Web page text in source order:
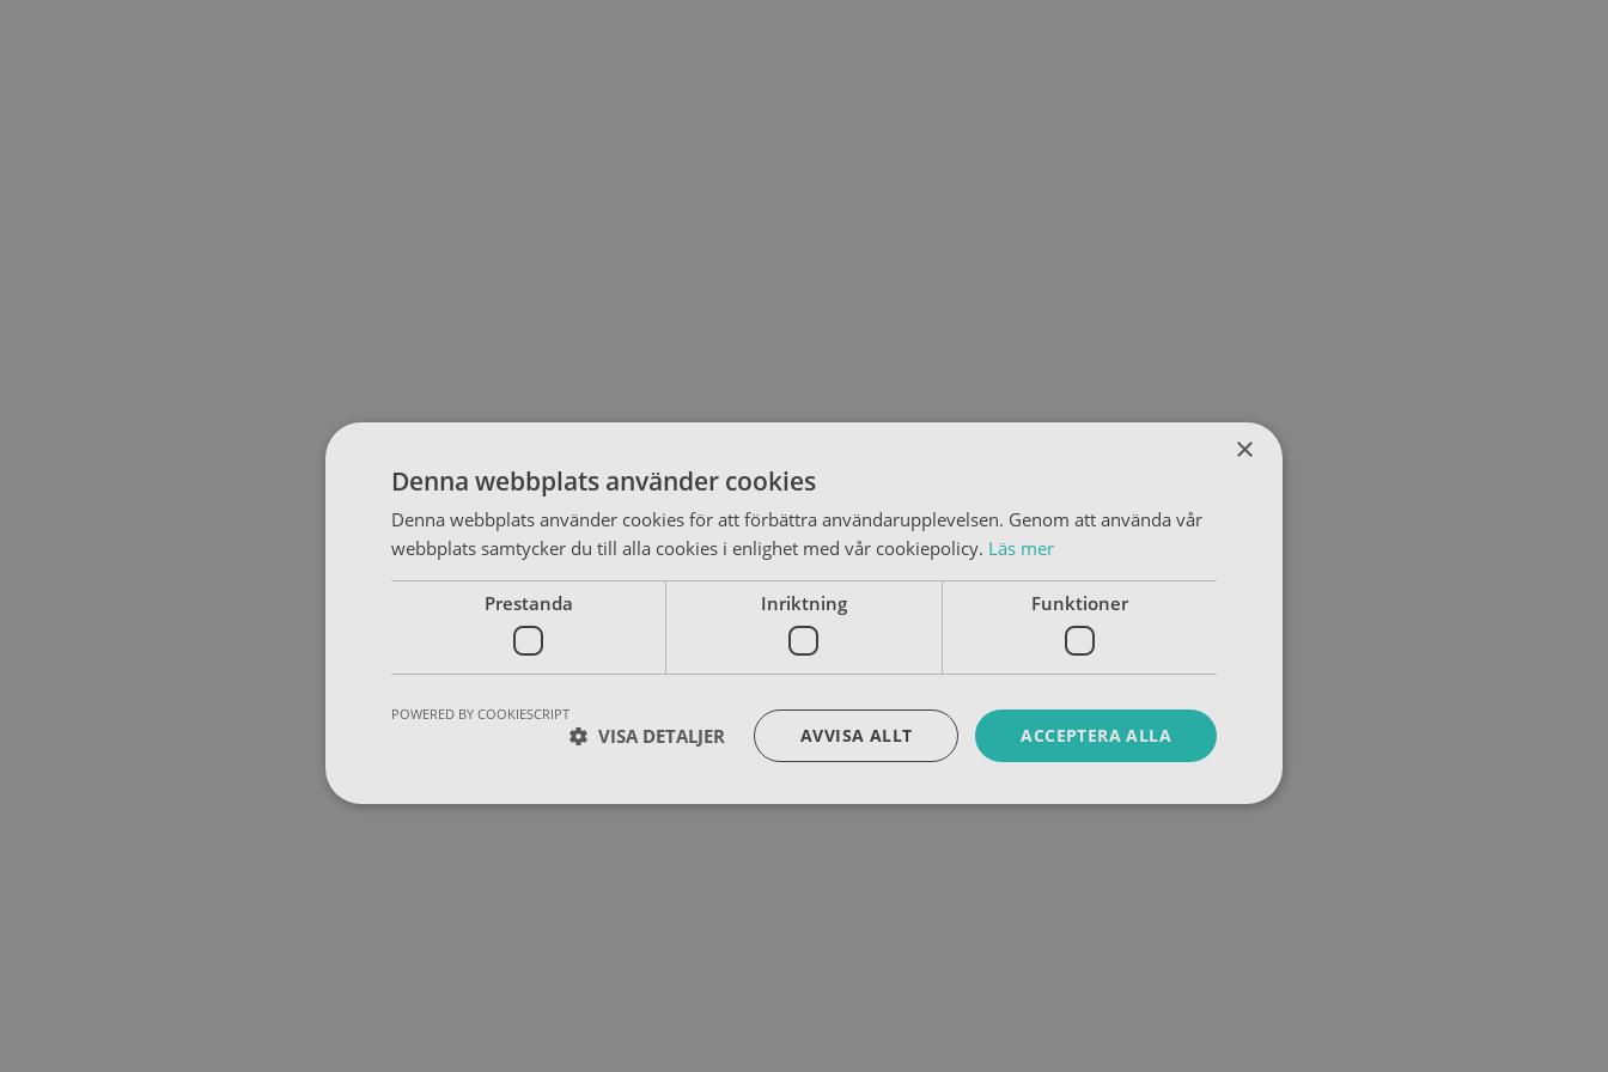
×
Denna webbplats använder cookies
Denna webbplats använder cookies för att förbättra användarupplevelsen. Genom att använda vår
webbplats samtycker du till alla cookies i enlighet med vår cookiepolicy. Läs mer
Prestanda Inriktning Funktioner
ACCEPTERA ALLA
AVVISA ALLT
VISA DETALJER
POWERED BY COOKIESCRIPT